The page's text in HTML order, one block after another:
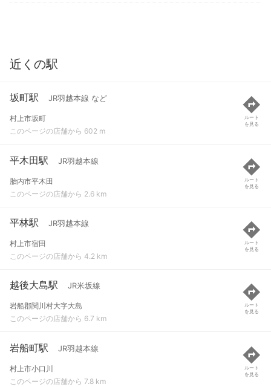
近くの駅
坂町駅 JR羽越本線 など
村上市坂町
このページの店舗から 602 m
ルート
を見る
平木田駅 JR羽越本線
胎内市平木田
このページの店舗から 2.6 km
ルート
を見る
平林駅 JR羽越本線
村上市宿田
このページの店舗から 4.2 km
ルート
を見る
越後大島駅 JR米坂線
岩船郡関川村大字大島
このページの店舗から 6.7 km
ルート
を見る
岩船町駅 JR羽越本線
村上市小口川
このページの店舗から 7.8 km
ルート
を見る